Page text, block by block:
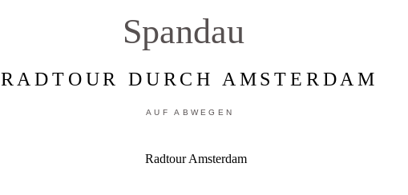
Spandau
RADTOUR DURCH AMSTERDAM
AUF ABWEGEN